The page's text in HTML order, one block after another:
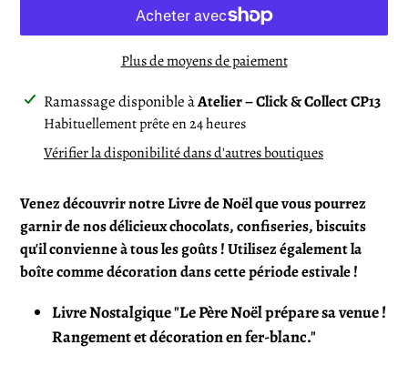
Plus de moyens de paiement
Ajout
d'un
produit
panier
Ramassage disponible àAtelier – Click & Collect CP13
Habituellement prête en 24 heures
Vérifier la disponibilité dans d'autres boutiques
Venez découvrir notre Livrede Noël que vous pourrez
garnir de nos délicieux chocolats, confiseries, biscuits
qu'il convienne à tous les goûts !Utilisez également la
boîte comme décoration dans cette période estivale !
Livre Nostalgique "Le Père Noël prépare sa venue !
Rangement et décoration en fer-blanc."